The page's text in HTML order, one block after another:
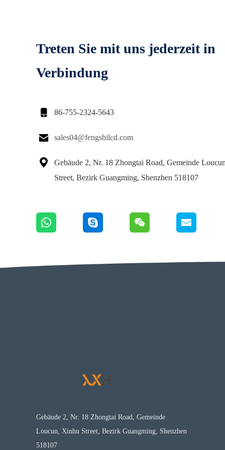
Treten Sie mit uns jederzeit in
Verbindung
 86-755-2324-5643
 sales04@fengshilcd.com

Gebäude 2, Nr. 18 Zhongtai Road, Gemeinde
Street, Bezirk Guangming, Shenzhen 518107
Gebäude 2, Nr. 18 Zhongtai Road, Gemeinde
Loucun, Xinhu Street, Bezirk Guangming, Shenzhen
518107